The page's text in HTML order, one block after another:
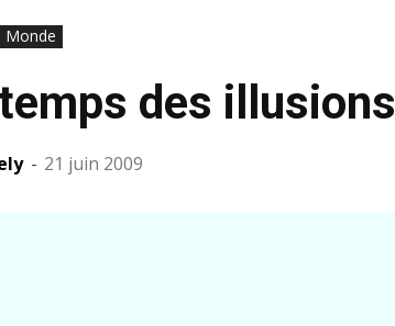
Monde
des illusions
- 21 juin 2009